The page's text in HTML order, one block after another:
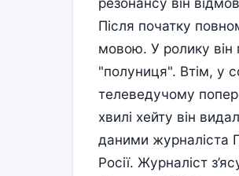
Після початку
мовою. У ролику він
"полуниця". Втім, у
телеведучому
хвилі хейту він
даними журналіста
Росії. Журналіст